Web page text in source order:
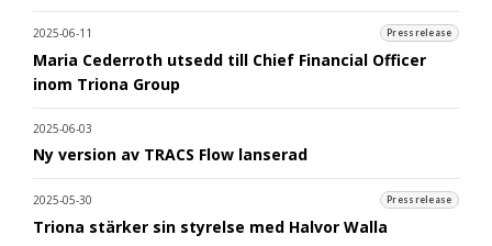
2025-06-11 Pressrelease
Maria Cederroth utsedd till Chief Financial Officer
inom Triona Group
2025-06-03
Ny version av TRACS Flow lanserad
2025-05-30 Pressrelease
Triona stärker sin styrelse med Halvor Walla